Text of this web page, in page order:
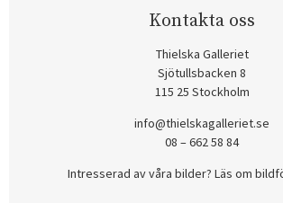
Kontakta oss
Thielska Galleriet
Sjötullsbacken 8
115 25 Stockholm
info@thielskagalleriet.se
08 – 662 58 84
Intresserad av våra bilder? Läs om